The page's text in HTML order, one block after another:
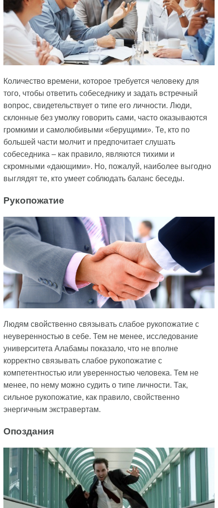
Количество времени, которое требуется человеку для
того, чтобы ответить собеседнику и задать встречный
вопрос, свидетельствует о типе его личности. Люди,
склонные без умолку говорить сами, часто оказываются
громкими и самолюбивыми «берущими». Те, кто по
большей части молчит и предпочитает слушать
собеседника – как правило, являются тихими и
скромными «дающими». Но, пожалуй, наиболее выгодно
выглядят те, кто умеет соблюдать баланс беседы.
Рукопожатие
Людям свойственно связывать слабое рукопожатие с
неуверенностью в себе. Тем не менее, исследование
университета Алабамы показало, что не вполне
корректно связывать слабое рукопожатие с
компетентностью или уверенностью человека. Тем не
менее, по нему можно судить о типе личности. Так,
сильное рукопожатие, как правило, свойственно
энергичным экстравертам.
Опоздания